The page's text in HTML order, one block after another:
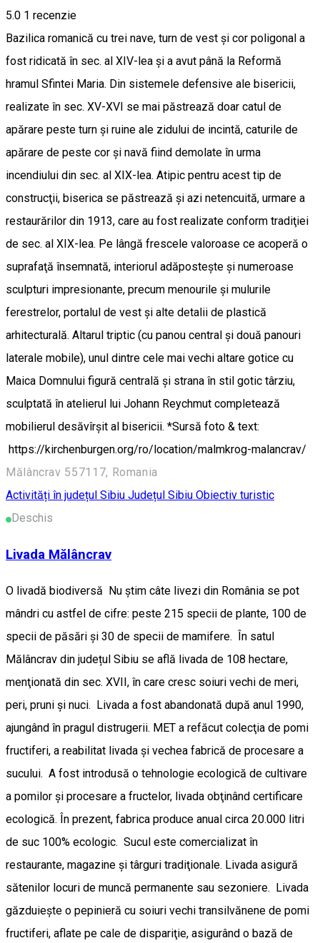
5.0 1 recenzie
Bazilica romanică cu trei nave, turn de vest şi cor poligonal a
fost ridicată în sec. al XIV-lea şi a avut până la Reformă
hramul Sfintei Maria. Din sistemele defensive ale bisericii,
realizate în sec. XV-XVI se mai păstrează doar catul de
apărare peste turn şi ruine ale zidului de incintă, caturile de
apărare de peste cor şi navă fiind demolate în urma
incendiului din sec. al XIX-lea. Atipic pentru acest tip de
construcţii, biserica se păstrează şi azi netencuită, urmare a
restaurărilor din 1913, care au fost realizate conform tradiţiei
de sec. al XIX-lea. Pe lângă frescele valoroase ce acoperă o
suprafaţă însemnată, interiorul adăposteşte şi numeroase
sculpturi impresionante, precum menourile şi mulurile
ferestrelor, portalul de vest şi alte detalii de plastică
arhitecturală. Altarul triptic (cu panou central şi două panouri
laterale mobile), unul dintre cele mai vechi altare gotice cu
Maica Domnului figură centrală şi strana în stil gotic târziu,
sculptată în atelierul lui Johann Reychmut completează
mobilierul desăvîrşit al bisericii. *Sursă foto & text:
https://kirchenburgen.org/ro/location/malmkrog-malancrav/
Mălâncrav 557117, Romania
Activități în județul Sibiu Județul Sibiu Obiectiv turistic
Deschis
Livada Mălâncrav
O livadă biodiversă Nu știm câte livezi din România se pot
mândri cu astfel de cifre: peste 215 specii de plante, 100 de
specii de păsări şi 30 de specii de mamifere. În satul
Mălâncrav din județul Sibiu se află livada de 108 hectare,
menţionată din sec. XVII, în care cresc soiuri vechi de meri,
peri, pruni şi nuci. Livada a fost abandonată după anul 1990,
ajungând în pragul distrugerii. MET a refăcut colecţia de pomi
fructiferi, a reabilitat livada şi vechea fabrică de procesare a
sucului. A fost introdusă o tehnologie ecologică de cultivare
a pomilor şi procesare a fructelor, livada obţinând certificare
ecologică. În prezent, fabrica produce anual circa 20.000 litri
de suc 100% ecologic. Sucul este comercializat în
restaurante, magazine și târguri tradiţionale. Livada asigură
sătenilor locuri de muncă permanente sau sezoniere. Livada
găzduiește o pepinieră cu soiuri vechi transilvănene de pomi
fructiferi, aflate pe cale de dispariţie, asigurând o bază de